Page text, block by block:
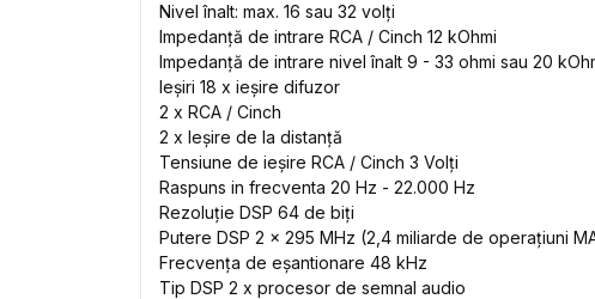
Nivel înalt: max. 16 sau 32 volți
Impedanță de intrare RCA / Cinch 12 kOhmi
Impedanță de intrare nivel înalt 9 - 33 ohmi sau 20
Ieșiri 18 x ieșire difuzor
2 x RCA / Cinch
2 x Ieșire de la distanță
Tensiune de ieșire RCA / Cinch 3 Volți
Raspuns in frecventa 20 Hz - 22.000 Hz
Rezoluție DSP 64 de biți
Putere DSP 2 x 295 MHz (2,4 miliarde de operațiuni
Frecvența de eșantionare 48 kHz
Tip DSP 2 x procesor de semnal audio